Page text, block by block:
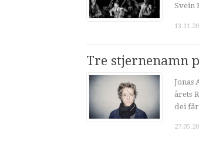
Svein
Tre stjernenamn
Jonas
årets
dei får